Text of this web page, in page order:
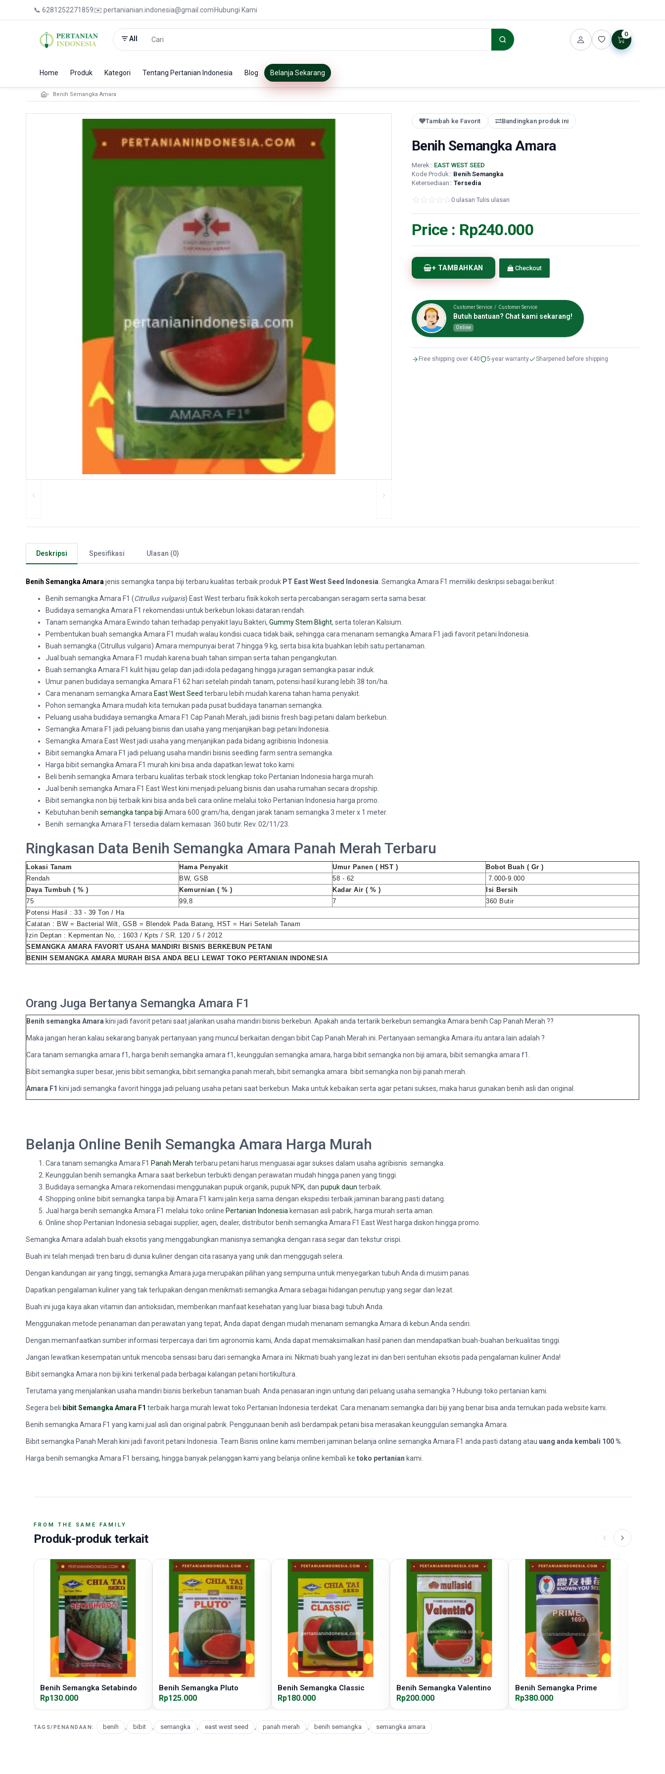
📞 6281252271859✉️ pertanianian.indonesia@gmail.com Hubungi Kami
All
0
Home Produk Kategori Tentang Pertanian Indonesia Blog Belanja Sekarang
Benih Semangka Amara
Tambah ke Favorit Bandingkan produk ini
Benih Semangka Amara
Merek:: EAST WEST SEED
Kode Produk:: Benih Semangka
Ketersediaan:: Tersedia
0 ulasan Tulis ulasan
Price : Rp240.000
+ TAMBAHKAN Checkout
Customer Service / Customer Service
Butuh bantuan? Chat kami sekarang!
Online
Free shipping over €40 5-year warranty Sharpened before shipping
Deskripsi Spesifikasi Ulasan (0)
Benih Semangka Amara jenis semangka tanpa biji terbaru kualitas terbaik produk PT East West Seed Indonesia . Semangka Amara F1 memiliki deskripsi sebagai berikut :
Benih semangka Amara F1 (Citrullus vulgaris) East West terbaru fisik kokoh serta percabangan seragam serta sama besar.
Budidaya semangka Amara F1 rekomendasi untuk berkebun lokasi dataran rendah.
Tanam semangka Amara Ewindo tahan terhadap penyakit layu Bakteri, Gummy Stem Blight, serta toleran Kalsium.
Pembentukan buah semangka Amara F1 mudah walau kondisi cuaca tidak baik, sehingga cara menanam semangka Amara F1 jadi favorit petani Indonesia.
Buah semangka (Citrullus vulgaris) Amara mempunyai berat 7 hingga 9 kg, serta bisa kita buahkan lebih satu pertanaman.
Jual buah semangka Amara F1 mudah karena buah tahan simpan serta tahan pengangkutan.
Buah semangka Amara F1 kulit hijau gelap dan jadi idola pedagang hingga juragan semangka pasar induk.
Umur panen budidaya semangka Amara F1 62 hari setelah pindah tanam, potensi hasil kurang lebih 38 ton/ha.
Cara menanam semangka Amara East West Seed terbaru lebih mudah karena tahan hama penyakit.
Pohon semangka Amara mudah kita temukan pada pusat budidaya tanaman semangka.
Peluang usaha budidaya semangka Amara F1 Cap Panah Merah, jadi bisnis fresh bagi petani dalam berkebun.
Semangka Amara F1 jadi peluang bisnis dan usaha yang menjanjikan bagi petani Indonesia.
Semangka Amara East West jadi usaha yang menjanjikan pada bidang agribisnis Indonesia.
Bibit semangka Amara F1 jadi peluang usaha mandiri bisnis seedling farm sentra semangka.
Harga bibit semangka Amara F1 murah kini bisa anda dapatkan lewat toko kami.
Beli benih semangka Amara terbaru kualitas terbaik stock lengkap toko Pertanian Indonesia harga murah.
Jual benih semangka Amara F1 East West kini menjadi peluang bisnis dan usaha rumahan secara dropship.
Bibit semangka non biji terbaik kini bisa anda beli cara online melalui toko Pertanian Indonesia harga promo.
Kebutuhan benih semangka tanpa biji Amara 600 gram/ha, dengan jarak tanam semangka 3 meter x 1 meter.
Benih semangka Amara F1 tersedia dalam kemasan 360 butir. Rev. 02/11/23.
Ringkasan Data Benih Semangka Amara Panah Merah Terbaru
Lokasi Tanam Hama Penyakit Umur Panen ( HST )
Bobot Buah ( Gr )
Rendah
BW, GSB 58 - 62
7.000-9.000
Daya Tumbuh ( % )
Kemurnian ( % ) Kadar Air ( % )
Isi Bersih
75
99,8 7
360 Butir
Potensi Hasil : 33 - 39 Ton / Ha
Catatan : BW = Bacterial Wilt, GSB = Blendok Pada Batang, HST = Hari Setelah Tanam
Izin Deptan : Kepmentan No, : 1603 / Kpts / SR. 120 / 5 / 2012
SEMANGKA AMARA FAVORIT USAHA MANDIRI BISNIS BERKEBUN PETANI
BENIH SEMANGKA AMARA MURAH BISA ANDA BELI LEWAT TOKO PERTANIAN INDONESIA
Orang Juga Bertanya Semangka Amara F1
Benih semangka Amara kini jadi favorit petani saat jalankan usaha mandiri bisnis berkebun. Apakah anda tertarik berkebun semangka Amara benih Cap Panah Merah ??
Maka jangan heran kalau sekarang banyak pertanyaan yang muncul berkaitan dengan bibit Cap Panah Merah ini. Pertanyaan semangka Amara itu antara lain adalah ?
Cara tanam semangka amara f1, harga benih semangka amara f1, keunggulan semangka amara, harga bibit semangka non biji amara, bibit semangka amara f1.
Bibit semangka super besar, jenis bibit semangka, bibit semangka panah merah, bibit semangka amara. bibit semangka non biji panah merah.
Amara F1 kini jadi semangka favorit hingga jadi peluang usaha petani saat berkebun. Maka untuk kebaikan serta agar petani sukses, maka harus gunakan benih asli dan original.
Belanja Online Benih Semangka Amara Harga Murah
Cara tanam semangka Amara F1 Panah Merah terbaru petani harus menguasai agar sukses dalam usaha agribisnis semangka.
Keunggulan benih semangka Amara saat berkebun terbukti dengan perawatan mudah hingga panen yang tinggi.
Budidaya semangka Amara rekomendasi menggunakan pupuk organik, pupuk NPK, dan pupuk daun terbaik.
Shopping online bibit semangka tanpa biji Amara F1 kami jalin kerja sama dengan ekspedisi terbaik jaminan barang pasti datang.
Jual harga benih semangka Amara F1 melalui toko online Pertanian Indonesia kemasan asli pabrik, harga murah serta aman.
Online shop Pertanian Indonesia sebagai supplier, agen, dealer, distributor benih semangka Amara F1 East West harga diskon hingga promo.
Semangka Amara adalah buah eksotis yang menggabungkan manisnya semangka dengan rasa segar dan tekstur crispi.
Buah ini telah menjadi tren baru di dunia kuliner dengan cita rasanya yang unik dan menggugah selera.
Dengan kandungan air yang tinggi, semangka Amara juga merupakan pilihan yang sempurna untuk menyegarkan tubuh Anda di musim panas.
Dapatkan pengalaman kuliner yang tak terlupakan dengan menikmati semangka Amara sebagai hidangan penutup yang segar dan lezat.
Buah ini juga kaya akan vitamin dan antioksidan, memberikan manfaat kesehatan yang luar biasa bagi tubuh Anda.
Menggunakan metode penanaman dan perawatan yang tepat, Anda dapat dengan mudah menanam semangka Amara di kebun Anda sendiri.
Dengan memanfaatkan sumber informasi terpercaya dari tim agronomis kami, Anda dapat memaksimalkan hasil panen dan mendapatkan buah-buahan berkualitas tinggi.
Jangan lewatkan kesempatan untuk mencoba sensasi baru dari semangka Amara ini. Nikmati buah yang lezat ini dan beri sentuhan eksotis pada pengalaman kuliner Anda!
Bibit semangka Amara non biji kini terkenal pada berbagai kalangan petani hortikultura.
Terutama yang menjalankan usaha mandiri bisnis berkebun tanaman buah. Anda penasaran ingin untung dari peluang usaha semangka ? Hubungi toko pertanian kami.
Segera beli bibit Semangka Amara F1 terbaik harga murah lewat toko Pertanian Indonesia terdekat. Cara menanam semangka dari biji yang benar bisa anda temukan pada website kami.
Benih semangka Amara F1 yang kami jual asli dan original pabrik. Penggunaan benih asli berdampak petani bisa merasakan keunggulan semangka Amara.
Bibit semangka Panah Merah kini jadi favorit petani Indonesia. Team Bisnis online kami memberi jaminan belanja online semangka Amara F1 anda pasti datang atau uang anda kembali 100 %
Harga benih semangka Amara F1 bersaing, hingga banyak pelanggan kami yang belanja online kembali ke toko pertanian kami.
FROM THE SAME FAMILY
Produk-produk terkait
Benih Semangka Setabindo
Rp130.000
Benih Semangka Pluto
Rp125.000
Benih Semangka Classic
Rp180.000
Benih Semangka Valentino
Rp200.000
Benih Semangka Prime
Rp380.000
TAGS/PENANDAAN: benih , bibit , semangka , east west seed , panah merah , benih semangka , semangka amara